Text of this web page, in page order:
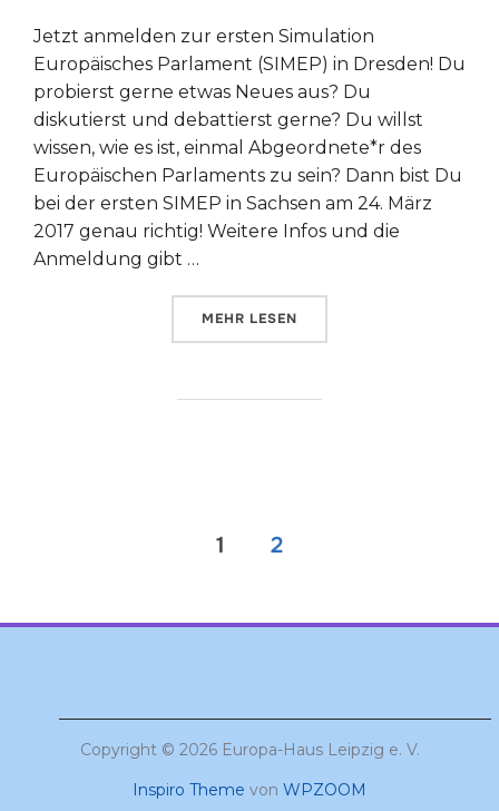
Jetzt anmelden zur ersten Simulation
Europäisches Parlament (SIMEP) in Dresden! Du
probierst gerne etwas Neues aus? Du
diskutierst und debattierst gerne? Du willst
wissen, wie es ist, einmal Abgeordnete*r des
Europäischen Parlaments zu sein? Dann bist Du
bei der ersten SIMEP in Sachsen am 24. März
2017 genau richtig! Weitere Infos und die
Anmeldung gibt …
MEHR ÜBER „SIMULATION
LESEN
Seitennummerierung
Beiträge
1 2
Copyright © 2026 Europa-Haus Leipzig e. V.
Inspiro Theme von WPZOOM